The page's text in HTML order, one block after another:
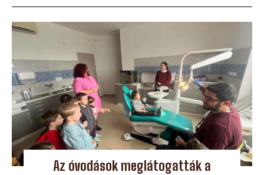
Az óvodások meglátogatták a